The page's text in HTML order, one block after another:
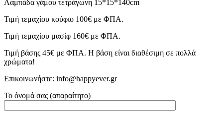
Λαμπάδα γάμου τετράγωνη 15*15*140cm
Τιμή τεμαχίου κούφιο 100€ με ΦΠΑ.
Τιμή τεμαχίου μασίφ 160€ με ΦΠΑ.
Τιμή βάσης 45€ με ΦΠΑ. Η βάση είναι διαθέσιμη σε πολλά
χρώματα!
Επικοινωνήστε: info@happyever.gr
Το όνομά σας (απαραίτητο)